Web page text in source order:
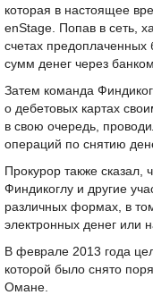
которая в настоящее
enStage. Попав в сеть,
счетах предоплаченных
сумм денег через
Затем команда
о дебетовых картах
в свою очередь,
операций по снятию
Прокурор также
Финдикоглу и другие
различных формах, в
электронных денег или
В феврале 2013 года
которой было снято
Омане.